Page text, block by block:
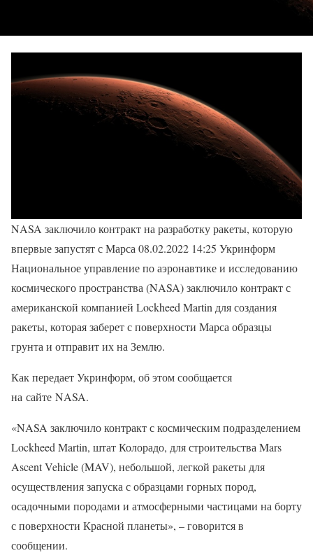
NASA заключило контракт на разработку ракеты, которую
впервые запустят с Марса 08.02.2022 14:25 Укринформ
Национальное управление по аэронавтике и исследованию
космического пространства (NASA) заключило контракт с
американской компанией Lockheed Martin для создания
ракеты, которая заберет с поверхности Марса образцы
грунта и отправит их на Землю.
Как передает Укринформ, об этом сообщается
на сайте NASA.
«NASA заключило контракт с космическим подразделением
Lockheed Martin, штат Колорадо, для строительства Mars
Ascent Vehicle (MAV), небольшой, легкой ракеты для
осуществления запуска с образцами горных пород,
осадочными породами и атмосферными частицами на борту
с поверхности Красной планеты», – говорится в
сообщении.